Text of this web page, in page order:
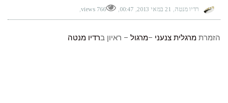
רדיו מנטה 21 במאי 2013 00:47
766 views
הזמרת מרגלית צנעני –מרגול – ראיון ברדיו מנטה